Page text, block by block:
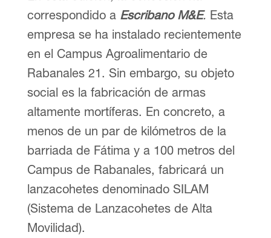
correspondido a Escribano M&E. Esta
empresa se ha instalado recientemente
en el Campus Agroalimentario de
Rabanales 21. Sin embargo, su objeto
social es la fabricación de armas
altamente mortíferas. En concreto, a
menos de un par de kilómetros de la
barriada de Fátima y a 100 metros del
Campus de Rabanales, fabricará un
lanzacohetes denominado SILAM
(Sistema de Lanzacohetes de Alta
Movilidad).